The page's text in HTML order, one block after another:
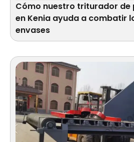
Cómo nuestro triturador
en Kenia ayuda a combatir
envases